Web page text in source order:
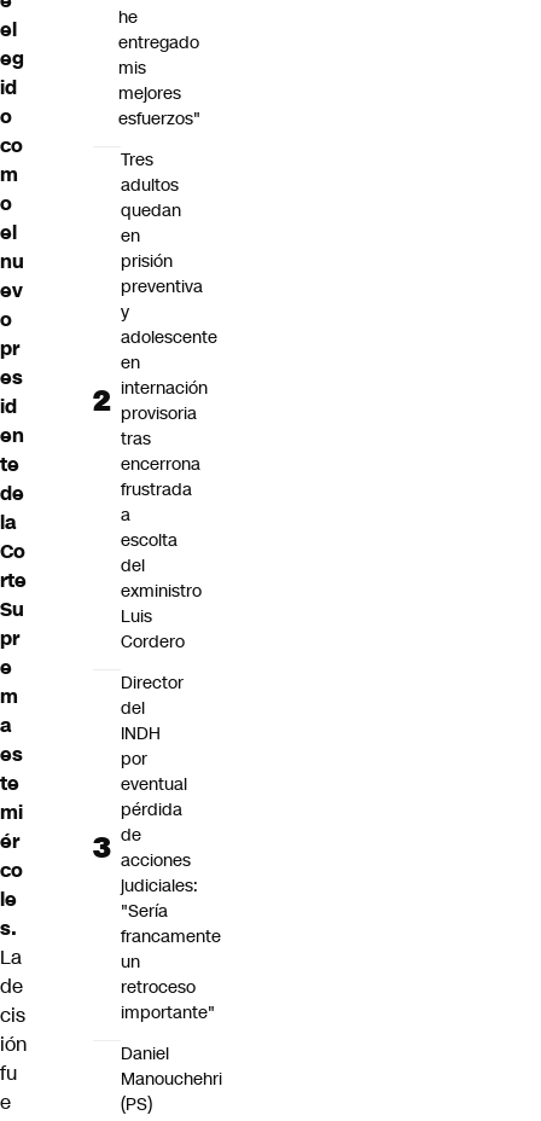
el
eg
id
o
co
m
o
el
nu
ev
o
pr
es
id
en
te
de
la
Co
rte
Su
pr
e
m
a
es
te
mi
ér
co
le
s.
La
de
cis
ión
fu
e
he
entregado
mis
mejores
esfuerzos"
Tres
adultos
quedan
en
prisión
preventiva
y
adolescente
en
internación
provisoria
tras
encerrona
frustrada
a
escolta
del
exministro
Luis
Cordero
Director
del
INDH
por
eventual
pérdida
de
acciones
judiciales:
"Sería
francamente
un
retroceso
importante"
Daniel
Manouchehri
(PS)